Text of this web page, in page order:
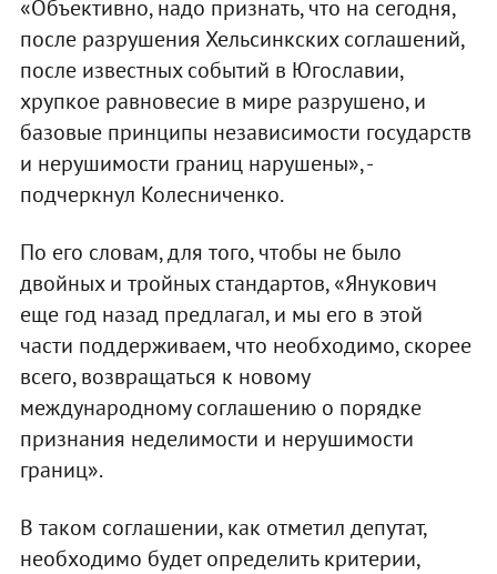
«Объективно, надо признать, что на сегодня,
после разрушения Хельсинкских соглашений,
после известных событий в Югославии,
хрупкое равновесие в мире разрушено, и
базовые принципы независимости государств
и нерушимости границ нарушены», -
подчеркнул Колесниченко.
По его словам, для того, чтобы не было
двойных и тройных стандартов, «Янукович
еще год назад предлагал, и мы его в этой
части поддерживаем, что необходимо, скорее
всего, возвращаться к новому
международному соглашению о порядке
признания неделимости и нерушимости
границ».
В таком соглашении, как отметил депутат,
необходимо будет определить критерии,